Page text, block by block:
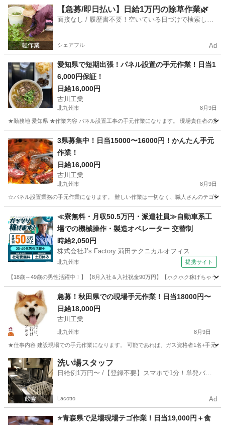
福岡 中間市 通谷駅 その他 年末年始
【急募/即日払い】日給1万円の除草作業🌿
面接なし / 履歴書不要！空いている日づけで検索して
シェアフル Ad
愛知県で短期出張！パネル設置の手元作業！日当1
6,000円保証！
日給16,000円
古川工業
北九州市 8月9日
★勤務地 愛知県 ★作業内容 パネル設置工事の手元作業になります。 現場責任者の指
軽作業 手元
3県募集中！日当15000〜16000円！かんたん手元
作業！
日給16,000円
古川工業
北九州市 8月9日
☆パネル設置業務の手元作業になります。 難しい作業は一切なく、職人さんのテゴ
軽作業 リフト
≪寮無料・月収50.5万円・派遣社員≫自動車系工
場での機械操作・製造オペレーター 交替制
時給2,050円
株式会社J’s Factory 苅田テクニカルオフィス
北九州市 提携サイト
【18歳～49歳の男性活躍中！】【8月入社＆入社祝金90万円】【ホクホク稼げちゃ
福岡 北九州市 その他
急募！秋田県での現場手元作業！日当18000円〜
日給18,000円
古川工業
北九州市 8月9日
★仕事内容 建設現場での手元作業になります。 可能であれば、ガス資格者1名+手元
福岡 北九州市 軽作業 手元
洗い場スタッフ
日給例1万円〜 /【登録不要】スマホで1分！単発バイ
Lacotto Ad
⭐️青森県で足場現場テゴ作業！日当19,000円＋食